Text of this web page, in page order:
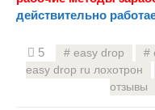
действительно
5 easy drop
easy drop ru лохотрон
отзывы